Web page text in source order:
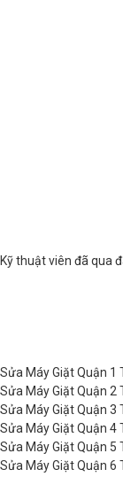
Kỹ thuật viên đã qua
Sửa Máy Giặt Quận 1
Sửa Máy Giặt Quận 2
Sửa Máy Giặt Quận 3
Sửa Máy Giặt Quận 4
Sửa Máy Giặt Quận 5
Sửa Máy Giặt Quận 6